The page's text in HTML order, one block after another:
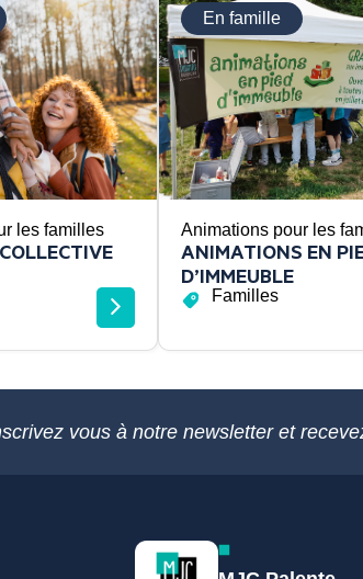
les familles
En famille
Animations pour les
ANIMATIONS EN
D’IMMEUBLE
Familles
vous à notre newsletter et